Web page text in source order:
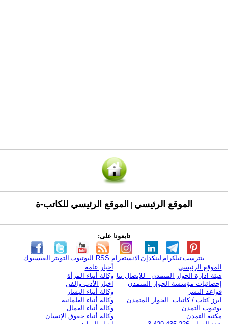
الموقع الرئيسي الموقع الرئيسي للكاتب-ة
تابعونا على:
الفيسبوك التويتر اليوتيوب RSS الانستغرام لينكدإن تيلكرامبنترست
الموقع الرئيسي
هيئة ادارة الحوار المتمدن - للإتصال بنا
إحصائيات مؤسسة الحوار المتمدن
قواعد النشر
ابرز كتاب / كاتبات الحوار المتمدن
يوتيوب التمدن
مكتبة التمدن
أخبار عامة
وكالة أنباء المرأة
اخبار الأدب والفن
وكالة أنباء اليسار
وكالة أنباء العلمانية
وكالة أنباء العمال
وكالة أنباء حقوق الإنسان